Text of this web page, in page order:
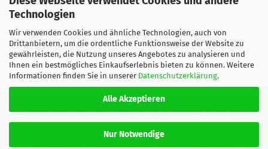
Technologien
Wir verwenden Cookies und ähnliche Technologien, auch von
Drittanbietern, um die ordentliche Funktionsweise der Website zu
gewährleisten, die Nutzung unseres Angebotes zu analysieren und
Ihnen ein bestmögliches Einkaufserlebnis bieten zu können. Weitere
Informationen finden Sie in unserer Datenschutzerklärung.
Alle Akzeptieren
Nur Notwendige
Impressum Kontakt
Versand- & Zahlungsbedingungen
Widerrufsrecht & Muster-Widerrufsformular